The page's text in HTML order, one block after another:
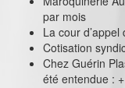
par mois
La cour
Cotisation
Chez Guérin
été entendue :